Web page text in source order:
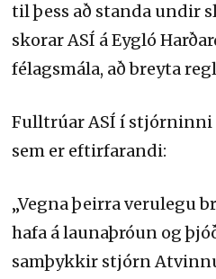
til þess að standa undir
skorar ASÍ á Eygló
félagsmála, að breyta
Fulltrúar ASÍ í
sem er eftirfarandi:
„Vegna þeirra verulegu
hafa á launaþróun og
samþykkir stjórn